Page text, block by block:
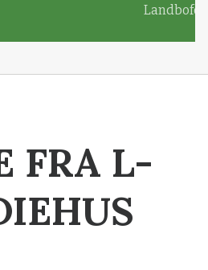
FRA L-